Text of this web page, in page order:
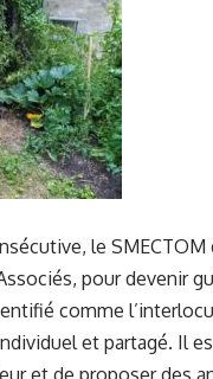
le
pour devenir
comme
et partagé. Il